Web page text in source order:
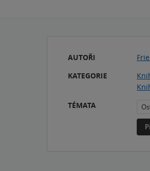
AUTOŘI
KATEGORIE
TÉMATA